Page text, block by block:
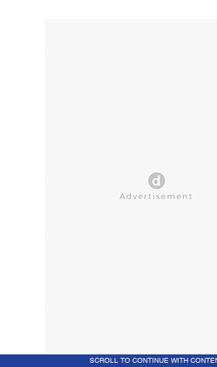
SCROLL TO CONTINUE WITH